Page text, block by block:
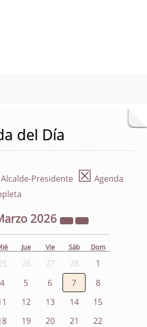
del Día
Alcalde-Presidente ☒ Agenda
2026
Jue Vie Sáb Dom
26 27 28
1
4 5 6 7
8
12 13 14
15
19 20 21
22